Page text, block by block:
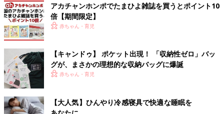
アカチャンホンポでたまひよ雑誌を買うとポイント10
倍【期間限定】
赤ちゃん・育児
【キャンドゥ】 ポケット出現！ 「収納性ゼロ」バッ
グが、まさかの理想的な収納バッグに爆誕
赤ちゃん・育児
【大人気】ひんやり冷感寝具で快適な睡眠を